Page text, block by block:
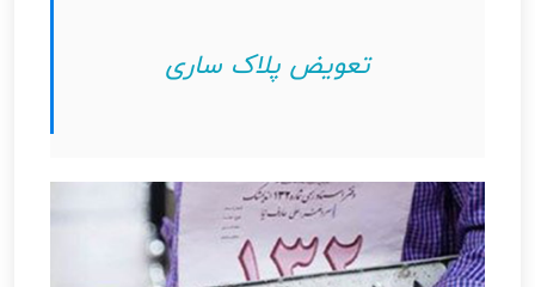
تعویض پلاک ساری